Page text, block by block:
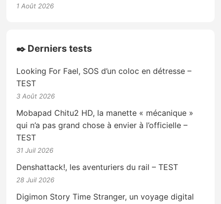
1 Août 2026
✒️ Derniers tests
Looking For Fael, SOS d’un coloc en détresse –
TEST
3 Août 2026
Mobapad Chitu2 HD, la manette « mécanique »
qui n’a pas grand chose à envier à l’officielle –
TEST
31 Juil 2026
Denshattack!, les aventuriers du rail – TEST
28 Juil 2026
Digimon Story Time Stranger, un voyage digital